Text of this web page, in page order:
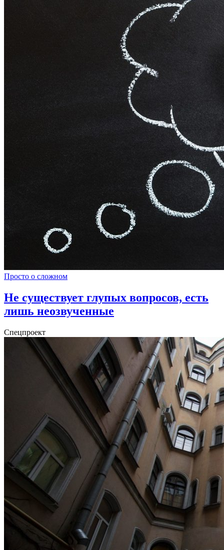
Просто о сложном
Не существует глупых вопросов, есть
лишь неозвученные
Спецпроект